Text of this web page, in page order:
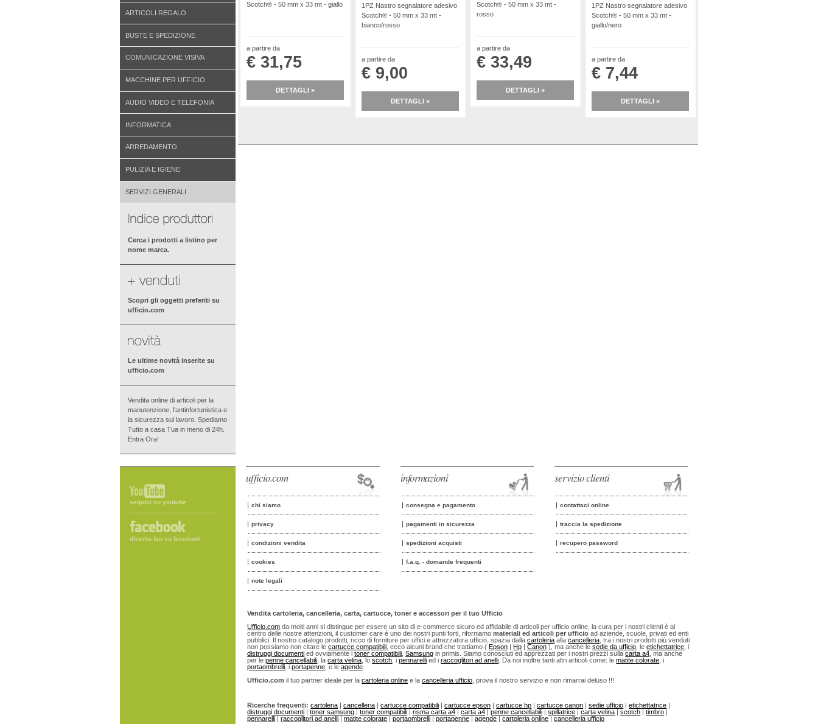
ARTICOLI REGALO
BUSTE E SPEDIZIONE
COMUNICAZIONE VISIVA
MACCHINE PER UFFICIO
AUDIO VIDEO E TELEFONIA
INFORMATICA
ARREDAMENTO
PULIZIA E IGIENE
SERVIZI GENERALI
Cerca i prodotti a listino per
nome marca.
Scopri gli oggetti preferiti su
ufficio.com
Le ultime novità inserite su
ufficio.com
Vendita online di articoli per la
manutenzione, l'antinfortunistica e
la sicurezza sul lavoro. Spediamo
Tutto a casa Tua in meno di 24h.
Entra Ora!
Scotch® - 50 mm x 33 mt - giallo
a partire da
€ 31,75
DETTAGLI »
1PZ Nastro segnalatore adesivo
Scotch® - 50 mm x 33 mt -
bianco/rosso
a partire da
€ 9,00
DETTAGLI »
Scotch® - 50 mm x 33 mt -
rosso
a partire da
€ 33,49
DETTAGLI »
1PZ Nastro segnalatore adesivo
Scotch® - 50 mm x 33 mt -
giallo/nero
a partire da
€ 7,44
DETTAGLI »
seguici su youtube
diventa fan su facebook
servizio clienti
contattaci online
traccia la spedizione
recupero password
informazioni
consegna e pagamento
pagamenti in sicurezza
spedizioni acquisti
f.a.q. - domande frequenti
ufficio.com
chi siamo
privacy
condizioni vendita
cookies
note legali
Vendita cartoleria, cancelleria, carta, cartucce, toner e accessori per il tuo Ufficio
Ufficio.com da molti anni si distingue per essere un sito di e-commerce sicuro ed affidabile di articoli per ufficio online, la cura per i nostri clienti è al
centro delle nostre attenzioni, il customer care è uno dei nostri punti forti, riforniamomateriali ed articoli per ufficio ad aziende, scuole, privati ed enti
pubblici. Il nostro catalogo prodotti, ricco di forniture per uffici e attrezzatura ufficio, spazia dallacartoleria allacancelleria , tra i nostri prodotti più venduti
non possiamo non citare lecartucce compatibili , ecco alcuni brand che trattiamo (Epson |Hp |Canon ), ma anche lesedie da ufficio , leetichettatrice , i
distruggi documenti ed ovviamente itoner compatibili ,Samsung in primis. Siamo conosciuti ed apprezzati per i nostri prezzi sullacarta a4 , ma anche
per lepenne cancellabili , lacarta velina , loscotch , ipennarelli ed iraccoglitori ad anelli . Da noi inoltre tanti altri articoli come: lematite colorate , i
portaombrelli , iportapenne , e leagende
Ufficio.com il tuo partner ideale per lacartoleria online e lacancelleria ufficio , prova il nostro servizio e non rimarrai deluso !!!
Ricerche frequenti: cartoleria |cancelleria |cartucce compatibili |cartucce epson |cartucce hp |cartucce canon |sedie ufficio |etichettatrice |
distruggi documenti |toner samsung |toner compatibili |risma carta a4 |carta a4 |penne cancellabili |spillatrice |carta velina |scotch |timbro |
pennarelli |raccoglitori ad anelli |matite colorate |portaombrelli |portapenne |agende |cartoleria online |cancelleria ufficio